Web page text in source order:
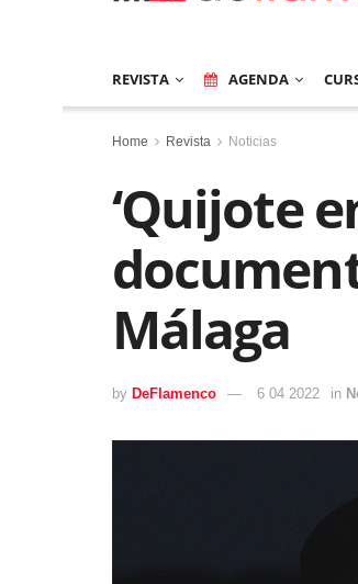
REVISTA AGENDA
Home Revista Noticias
‘Quijote
Málaga
by DeFlamenco 6 04 2022 in